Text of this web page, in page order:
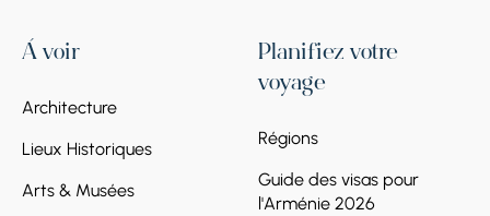
À voir
Architecture
Lieux Historiques
Arts & Musées
Planifiez votre
voyage
Régions
Guide des visas pour
l'Arménie 2026